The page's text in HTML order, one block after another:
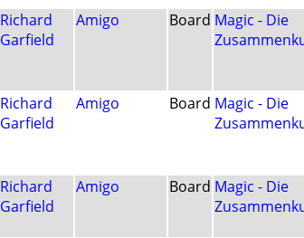
Richard
Garfield
Amigo Board Magic - Die
Richard
Garfield
Amigo Board Magic - Die
Richard
Garfield
Amigo Board Magic - Die